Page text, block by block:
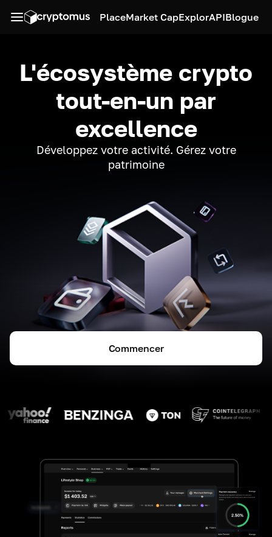
PlaceMarket CapExplorAPIBlogue
L'écosystème crypto
tout-en-un par
excellence
Développez votre activité. Gérez votre
patrimoine
Commencer